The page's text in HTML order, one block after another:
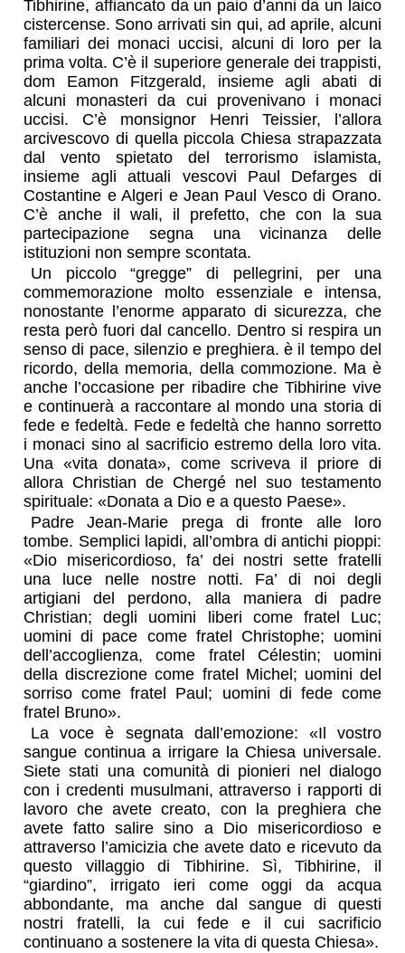
Tibhirine, affiancato da un paio d’anni da un laico
cistercense. Sono arrivati sin qui, ad aprile, alcuni
familiari dei monaci uccisi, alcuni di loro per la
prima volta. C’è il superiore generale dei trappisti,
dom Eamon Fitzgerald, insieme agli abati di
alcuni monasteri da cui provenivano i monaci
uccisi. C’è monsignor Henri Teissier, l’allora
arcivescovo di quella piccola Chiesa strapazzata
dal vento spietato del terrorismo islamista,
insieme agli attuali vescovi Paul Defarges di
Costantine e Algeri e Jean Paul Vesco di Orano.
C’è anche il wali, il prefetto, che con la sua
partecipazione segna una vicinanza delle
istituzioni non sempre scontata.
Un piccolo “gregge” di pellegrini, per una
commemorazione molto essenziale e intensa,
nonostante l’enorme apparato di sicurezza, che
resta però fuori dal cancello. Dentro si respira un
senso di pace, silenzio e preghiera. è il tempo del
ricordo, della memoria, della commozione. Ma è
anche l’occasione per ribadire che Tibhirine vive
e continuerà a raccontare al mondo una storia di
fede e fedeltà. Fede e fedeltà che hanno sorretto
i monaci sino al sacrificio estremo della loro vita.
Una «vita donata», come scriveva il priore di
allora Christian de Chergé nel suo testamento
spirituale: «Donata a Dio e a questo Paese».
Padre Jean-Marie prega di fronte alle loro
tombe. Semplici lapidi, all’ombra di antichi pioppi:
«Dio misericordioso, fa’ dei nostri sette fratelli
una luce nelle nostre notti. Fa’ di noi degli
artigiani del perdono, alla maniera di padre
Christian; degli uomini liberi come fratel Luc;
uomini di pace come fratel Christophe; uomini
dell’accoglienza, come fratel Célestin; uomini
della discrezione come fratel Michel; uomini del
sorriso come fratel Paul; uomini di fede come
fratel Bruno».
La voce è segnata dall’emozione: «Il vostro
sangue continua a irrigare la Chiesa universale.
Siete stati una comunità di pionieri nel dialogo
con i credenti musulmani, attraverso i rapporti di
lavoro che avete creato, con la preghiera che
avete fatto salire sino a Dio misericordioso e
attraverso l’amicizia che avete dato e ricevuto da
questo villaggio di Tibhirine. Sì, Tibhirine, il
“giardino”, irrigato ieri come oggi da acqua
abbondante, ma anche dal sangue di questi
nostri fratelli, la cui fede e il cui sacrificio
continuano a sostenere la vita di questa Chiesa».